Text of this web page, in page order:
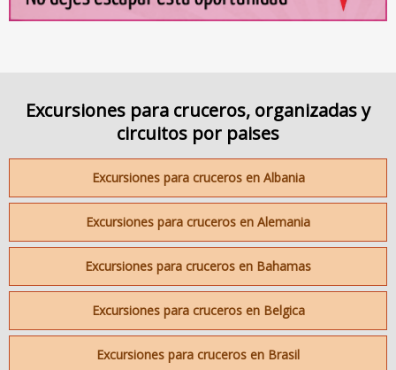
Excursiones para cruceros, organizadas y
circuitos por paises
Excursiones para cruceros en Albania
Excursiones para cruceros en Alemania
Excursiones para cruceros en Bahamas
Excursiones para cruceros en Belgica
Excursiones para cruceros en Brasil